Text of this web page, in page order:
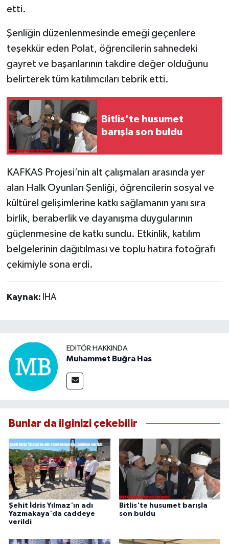
etti.
Şenliğin düzenlenmesinde emeği geçenlere
teşekkür eden Polat, öğrencilerin sahnedeki
gayret ve başarılarının takdire değer olduğunu
belirterek tüm katılımcıları tebrik etti.
Bitlis'te husumet
barışla son buldu
KAFKAS Projesi’nin alt çalışmaları arasında yer
alan Halk Oyunları Şenliği, öğrencilerin sosyal ve
kültürel gelişimlerine katkı sağlamanın yanı sıra
birlik, beraberlik ve dayanışma duygularının
güçlenmesine de katkı sundu. Etkinlik, katılım
belgelerinin dağıtılması ve toplu hatıra fotoğrafı
çekimiyle sona erdi.
Kaynak: İHA
EDITÖR HAKKINDA
Muhammet Buğra Has
Bunlar da ilginizi çekebilir
Şehit İdris Yılmaz'ın adı
Yazmakaya'da caddeye
verildi
Bitlis'te husumet barışla
son buldu